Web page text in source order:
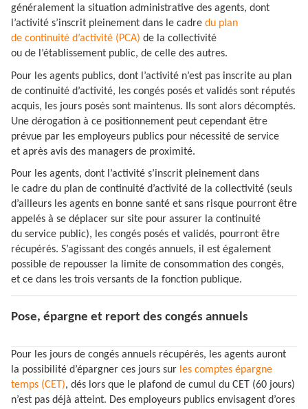
généralement la situation administrative des agents, dont
l’activité s’inscrit pleinement dans le cadre du plan
de continuité d’activité (PCA) de la collectivité
ou de l’établissement public, de celle des autres.
Pour les agents publics, dont l’activité n’est pas inscrite au plan
de continuité d’activité, les congés posés et validés sont réputés
acquis, les jours posés sont maintenus. Ils sont alors décomptés.
Une dérogation à ce positionnement peut cependant être
prévue par les employeurs publics pour nécessité de service
et après avis des managers de proximité.
Pour les agents, dont l’activité s’inscrit pleinement dans
le cadre du plan de continuité d’activité de la collectivité (seuls
d’ailleurs les agents en bonne santé et sans risque pourront être
appelés à se déplacer sur site pour assurer la continuité
du service public), les congés posés et validés, pourront être
récupérés. S’agissant des congés annuels, il est également
possible de repousser la limite de consommation des congés,
et ce dans les trois versants de la fonction publique.
Pose, épargne et report des congés annuels
Pour les jours de congés annuels récupérés, les agents auront
la possibilité d’épargner ces jours sur les comptes épargne
temps (CET), dés lors que le plafond de cumul du CET (60 jours)
n’est pas déjà atteint. Des employeurs publics envisagent d’ores